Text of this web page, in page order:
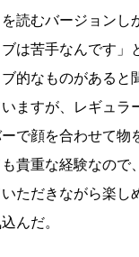
を読むバージョン
は苦手なんです」
的なものがあると
ますが、レギュラ
で顔を合わせて物
貴重な経験なので
ただきながら楽し
んだ。